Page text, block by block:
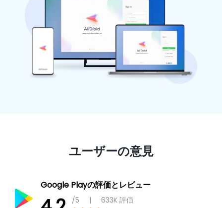
ユーザーの意見
Google Playの評価とレビュー
/5 | 633K評価